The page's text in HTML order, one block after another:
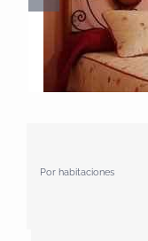
Por habitaciones